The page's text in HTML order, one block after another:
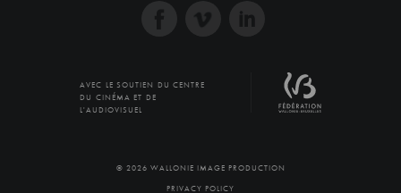
AVEC LE SOUTIEN DU CENTRE
DU CINÉMA ET DE
L'AUDIOVISUEL
© 2026 WALLONIE IMAGE PRODUCTION
PRIVACY POLICY